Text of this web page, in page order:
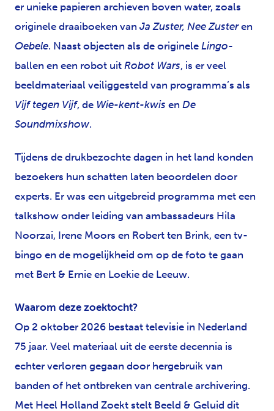
er unieke papieren archieven boven water, zoals
originele draaiboeken van Ja Zuster, Nee Zusteren
Oebele. Naast objecten als de originele Lingo-
ballen en een robot uit Robot Wars, is er veel
beeldmateriaal veiliggesteld van programma’s als
Vijf tegen Vijf, de Wie-kent-kwis en De
Soundmixshow.
Tijdens de drukbezochte dagen in het land konden
bezoekers hun schatten laten beoordelen door
experts. Er was een uitgebreid programma met een
talkshow onder leiding van ambassadeurs Hila
Noorzai, Irene Moors en Robert ten Brink, een tv-
bingo en de mogelijkheid om op de foto te gaan
met Bert & Ernie en Loekie de Leeuw.
Waarom deze zoektocht?
Op 2 oktober 2026 bestaat televisie in Nederland
75 jaar. Veel materiaal uit de eerste decennia is
echter verloren gegaan door hergebruik van
banden of het ontbreken van centrale archivering.
Met Heel Holland Zoekt stelt Beeld & Geluid dit